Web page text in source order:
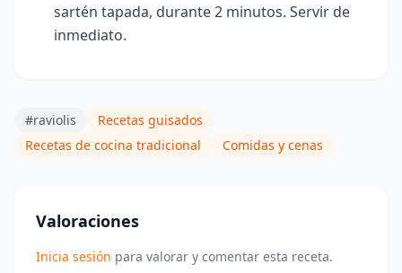
sartén tapada, durante 2 minutos. Servir de
inmediato.
#raviolis
Recetas guisados
Recetas de cocina tradicional
Comidas y cenas
Valoraciones
Inicia sesión para valorar y comentar esta receta.